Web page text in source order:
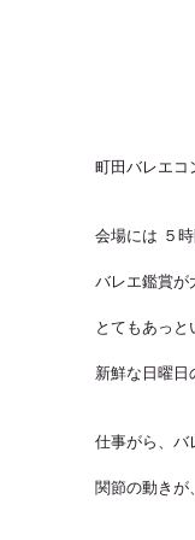
町田バレエコ
会場には ５
バレエ鑑賞が
とてもあっ
新鮮な日曜日
仕事がら、バ
関節の動きが